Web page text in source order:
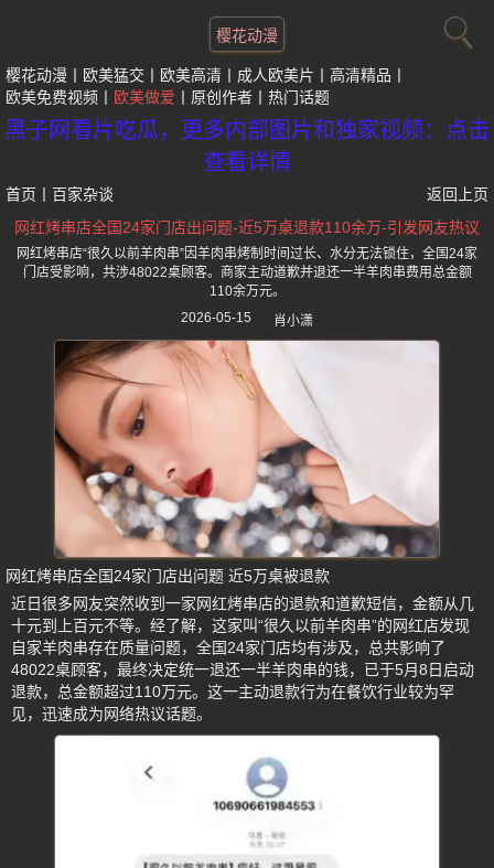
樱花动漫
樱花动漫 欧美猛交 欧美高清 成人欧美片
高清精品
欧美免费视频
欧美做爱 原创作者 热门话题
黑子网看片吃瓜，更多内部图片和独家视频：点击
查看详情
首页 百家杂谈
返回上页
网红烤串店全国24家门店出问题-近5万桌退款110余万-引发网友热议
网红烤串店“很久以前羊肉串”因羊肉串烤制时间过长、水分无法锁住，全国24家
门店受影响，共涉48022桌顾客。商家主动道歉并退还一半羊肉串费用总金额
110余万元。
2026-05-15
肖小潇
网红烤串店全国24家门店出问题 近5万桌被退款
近日很多网友突然收到一家网红烤串店的退款和道歉短信，金额从几
十元到上百元不等。经了解，这家叫“很久以前羊肉串”的网红店发现
自家羊肉串存在质量问题，全国24家门店均有涉及，总共影响了
48022桌顾客，最终决定统一退还一半羊肉串的钱，已于5月8日启动
退款，总金额超过110万元。这一主动退款行为在餐饮行业较为罕
见，迅速成为网络热议话题。